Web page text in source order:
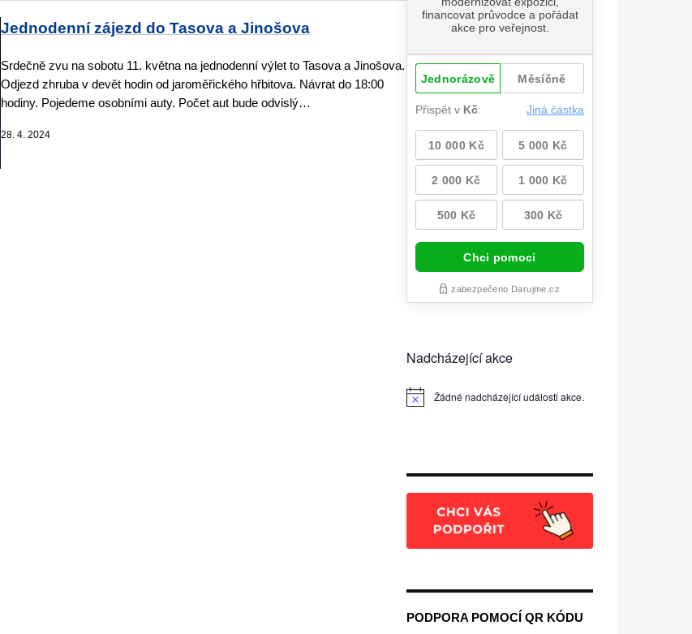
Jednodenní zájezd do Tasova a Jinošova
Srdečně zvu na sobotu 11. května na jednodenní výlet to Tasova a Jinošova.
Odjezd zhruba v devět hodin od jaroměřického hřbitova. Návrat do 18:00
hodiny. Pojedeme osobními auty. Počet aut bude odvislý…
28. 4. 2024
Nadcházející akce
Notice Žádné nadcházející události akce.
PODPORA POMOCÍ QR KÓDU